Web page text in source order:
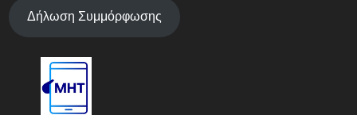
Δήλωση Συμμόρφωσης